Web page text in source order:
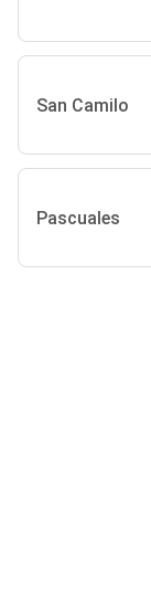
San Camilo
Pascuales